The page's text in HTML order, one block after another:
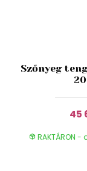
Szőnyeg
45
RAKTÁRON